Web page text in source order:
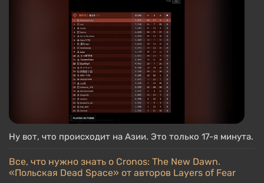
Ну вот, что происходит на Азии. Это только 17-я минута.
Все, что нужно знать о Cronos: The New Dawn.
«Польская Dead Space» от авторов Layers of Fear